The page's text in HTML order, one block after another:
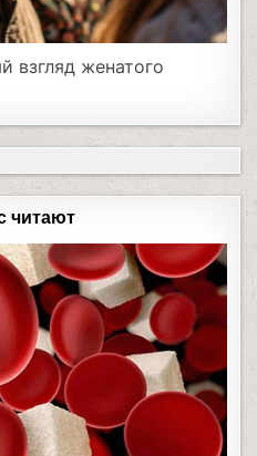
взгляд женатого
читают